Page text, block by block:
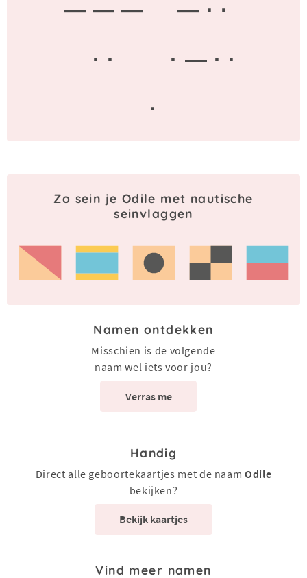
— — —
— · ·
· ·
· — · ·
·
Zo sein je Odile met nautische
seinvlaggen
Namen ontdekken
Misschien is de volgende
naam wel iets voor jou?
Verras me
Handig
Direct alle geboortekaartjes met de naamOdile
bekijken?
Bekijk kaartjes
Vind meer namen